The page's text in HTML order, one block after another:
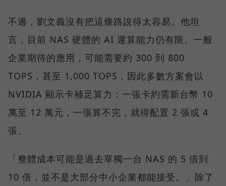
不過，劉文義沒有把這條路說得太容易。他坦
言，目前 NAS 硬體的 AI 運算能力仍有限。一般
企業期待的應用，可能需要約 300 到 800
TOPS，甚至 1,000 TOPS，因此多數方案會以
NVIDIA 顯示卡補足算力；一張卡約需新台幣 10
萬至 12 萬元，一張算不完，就得配置 2 張或 4
張。
「整體成本可能是過去單獨一台 NAS 的 5 倍到
10 倍，並不是大部分中小企業都能接受。」除了